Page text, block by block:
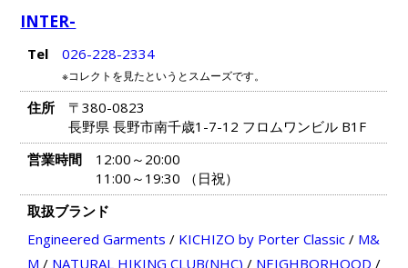
INTER-
Tel 026-228-2334
※コレクトを見たというとスムーズです。
住所
〒380-0823
長野県 長野市南千歳1-7-12 フロムワンビル B1F
営業時間
12:00～20:00
11:00～19:30 （日祝）
取扱ブランド
Engineered Garments / KICHIZO by Porter Classic/ M&
M / NATURAL HIKING CLUB(NHC) / NEIGHBORHOOD /